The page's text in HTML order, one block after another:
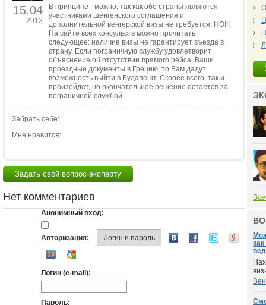
15.04
2013
В принципе - можно, так как обе страны являются
участниками шенгенского соглашения и
дополнительной венгерской визы не требуется. НО!!!
На сайте всех консульств можно прочитать
следующее: наличие визы не гарантирует въезда в
страну. Если пограничную службу удовлетворит
объяснение об отсутствии прямого рейса, Ваши
проездные документы в Грецию, то Вам дадут
возможность выйти в Будапешт. Скорее всего, так и
произойдёт, но окончательное решение остаётся за
пограничной службой.
Забрать себе:
Мне нравится:
Задать свой вопрос эксперту
Нет комментариев
Анонимный вход:
Авторизация: Логин и пароль
Логин (e-mail):
Пароль: